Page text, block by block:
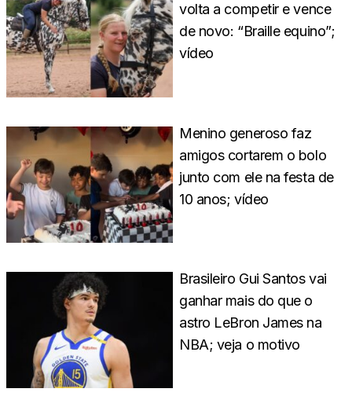
volta a competir e vence
de novo: “Braille equino”;
vídeo
Menino generoso faz
amigos cortarem o bolo
junto com ele na festa de
10 anos; vídeo
Brasileiro Gui Santos vai
ganhar mais do que o
astro LeBron James na
NBA; veja o motivo